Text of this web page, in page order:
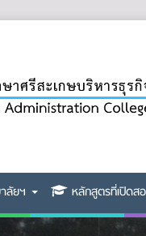
ลัยฯ หลักสูตรที่เปิดส